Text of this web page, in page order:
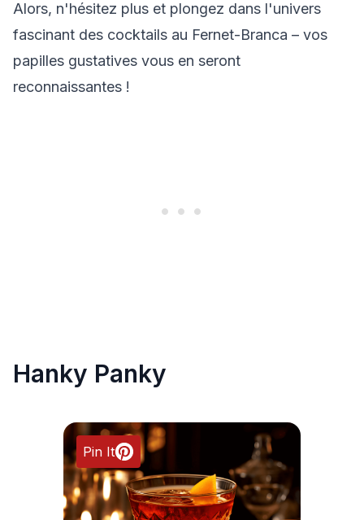
Alors, n'hésitez plus et plongez dans l'univers
fascinant des cocktails au Fernet-Branca – vos
papilles gustatives vous en seront
reconnaissantes !
Hanky Panky
Pin It